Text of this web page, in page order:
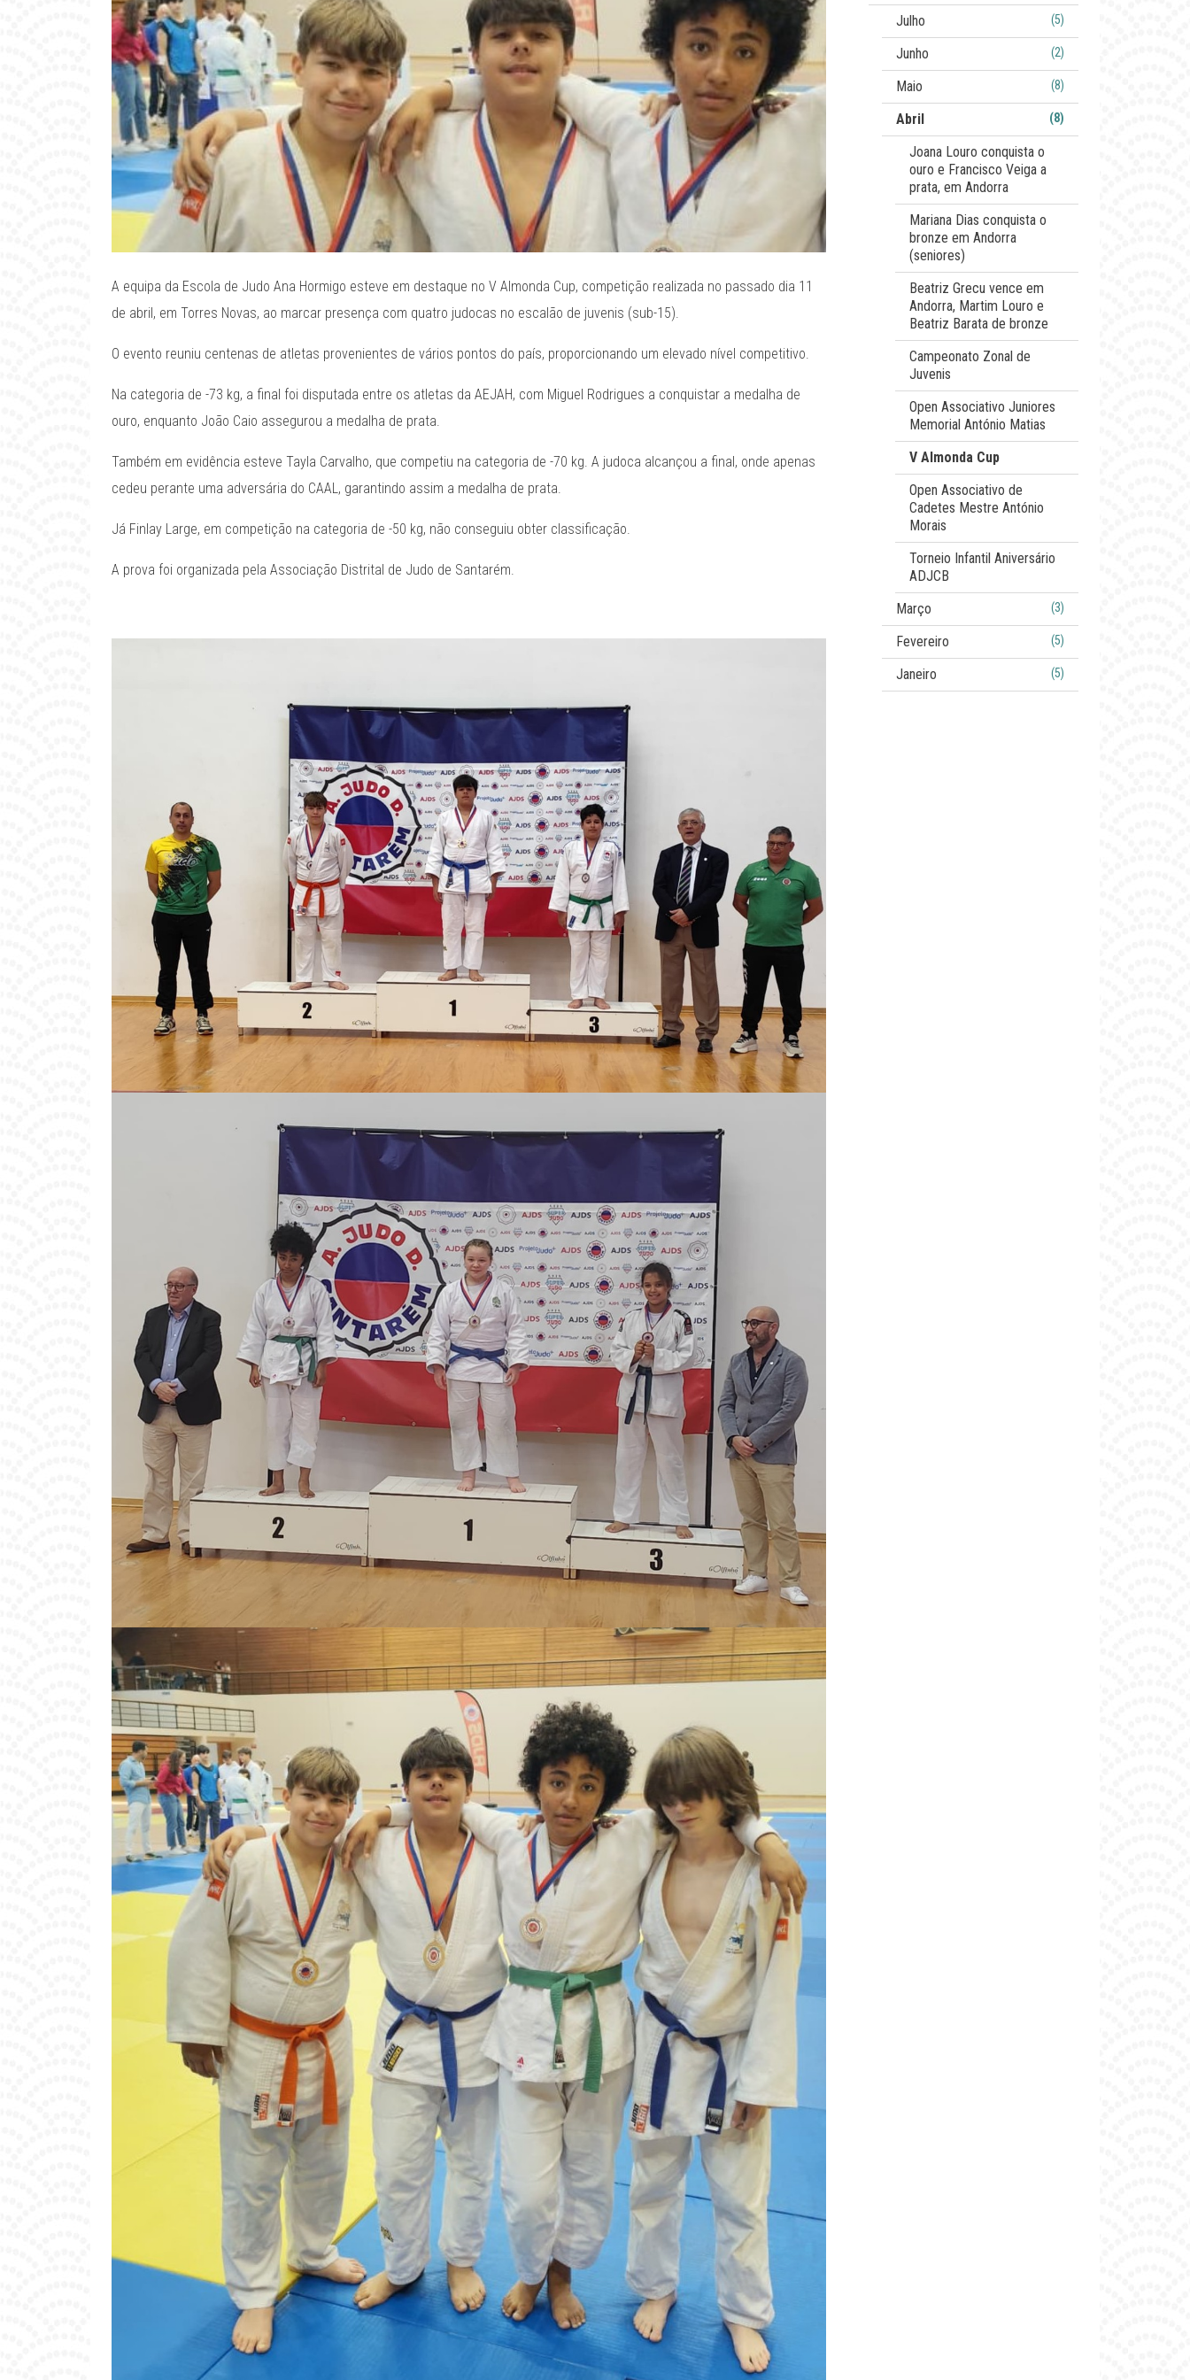
A equipa da Escola de Judo Ana Hormigo esteve em destaque no V Almonda Cup, competição realizada no passado dia 11
de abril, em Torres Novas, ao marcar presença com quatro judocas no escalão de juvenis (sub-15).
O evento reuniu centenas de atletas provenientes de vários pontos do país, proporcionando um elevado nível competitivo.
Na categoria de -73 kg, a final foi disputada entre os atletas da AEJAH, com Miguel Rodrigues a conquistar a medalha de
ouro, enquanto João Caio assegurou a medalha de prata.
Também em evidência esteve Tayla Carvalho, que competiu na categoria de -70 kg. A judoca alcançou a final, onde apenas
cedeu perante uma adversária do CAAL, garantindo assim a medalha de prata.
Já Finlay Large, em competição na categoria de -50 kg, não conseguiu obter classificação.
A prova foi organizada pela Associação Distrital de Judo de Santarém.
Julho (5)
Junho (2)
Maio (8)
Abril (8)
Joana Louro conquista o
ouro e Francisco Veiga a
prata, em Andorra
Mariana Dias conquista o
bronze em Andorra
(seniores)
Beatriz Grecu vence em
Andorra, Martim Louro e
Beatriz Barata de bronze
Campeonato Zonal de
Juvenis
Open Associativo Juniores
Memorial António Matias
V Almonda Cup
Open Associativo de
Cadetes Mestre António
Morais
Torneio Infantil Aniversário
ADJCB
Março
(3)
Fevereiro (5)
Janeiro (5)